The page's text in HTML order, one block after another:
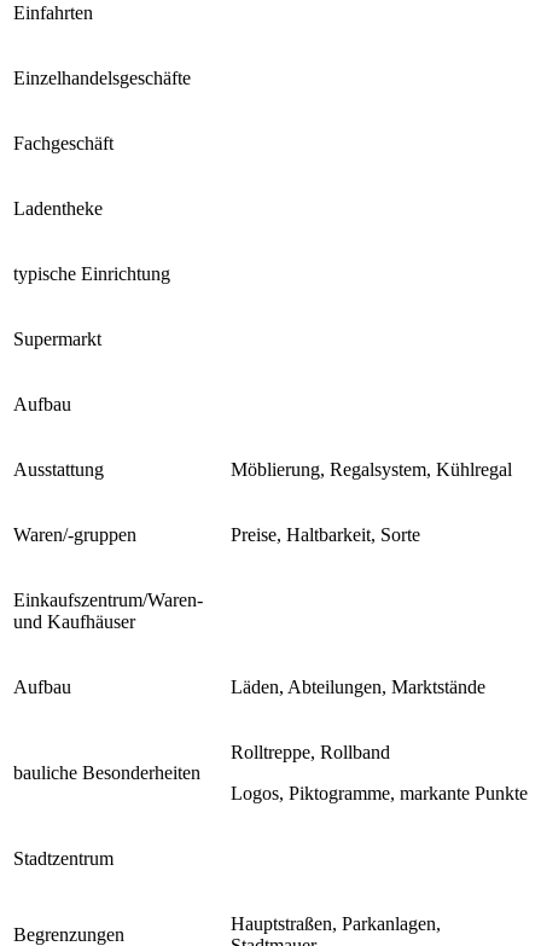
Einfahrten
Einzelhandelsgeschäfte
Fachgeschäft
Ladentheke
typische Einrichtung
Supermarkt
Aufbau
Ausstattung Möblierung, Regalsystem, Kühlregal
Waren/-gruppen Preise, Haltbarkeit, Sorte
Einkaufszentrum/Waren-
und Kaufhäuser
Aufbau Läden, Abteilungen, Marktstände
bauliche Besonderheiten
Rolltreppe, Rollband
Logos, Piktogramme, markante Punkte
Stadtzentrum
Begrenzungen
Hauptstraßen, Parkanlagen,